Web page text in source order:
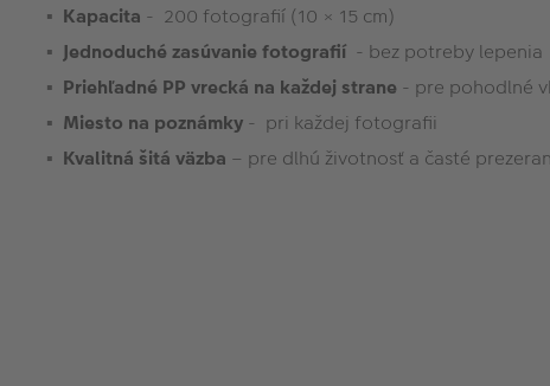
Kapacita - 200 fotografií (10 × 15 cm)
Jednoduché zasúvanie fotografií - bez potreby lepenia
Priehľadné PP vrecká na každej strane - pre pohodlné
Miesto na poznámky - pri každej fotografii
Kvalitná šitá väzba – pre dlhú životnosť a časté